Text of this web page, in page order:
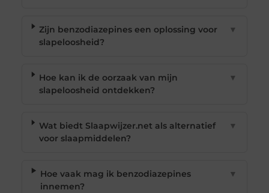
Zijn benzodiazepines een oplossing voor
slapeloosheid?
▼
Hoe kan ik de oorzaak van mijn
slapeloosheid ontdekken?
▼
Wat biedt Slaapwijzer.net als alternatief
voor slaapmiddelen?
▼
Hoe vaak mag ik benzodiazepines
innemen?
▼